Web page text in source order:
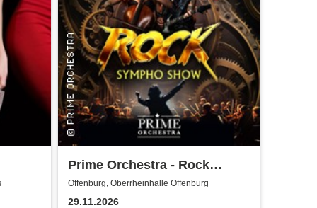
Prime Orchestra - Rock
Sympho Show
Offenburg, Oberrheinhalle Offenburg
29.11.2026